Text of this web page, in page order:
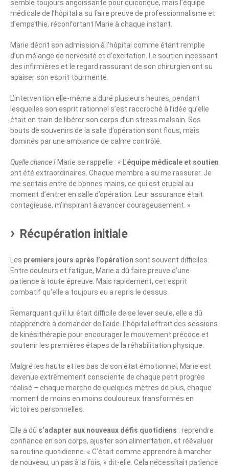
semble toujours angoissante pour quiconque, mais l’équipe
médicale de l’hôpital a su faire preuve de professionnalisme et
d’empathie, réconfortant Marie à chaque instant.
Marie décrit son admission à l’hôpital comme étant remplie
d’un mélange de nervosité et d’excitation. Le soutien incessant
des infirmières et le regard rassurant de son chirurgien ont su
apaiser son esprit tourmenté.
L’intervention elle-même a duré plusieurs heures, pendant
lesquelles son esprit rationnel s’est raccroché à l’idée qu’elle
était en train de libérer son corps d’un stress malsain. Ses
bouts de souvenirs de la salle d’opération sont flous, mais
dominés par une ambiance de calme contrôlé.
Quelle chance ! Marie se rappelle : « L’équipe médicale et soutien
ont été extraordinaires. Chaque membre a su me rassurer. Je
me sentais entre de bonnes mains, ce qui est crucial au
moment d’entrer en salle d’opération. Leur assurance était
contagieuse, m’inspirant à avancer courageusement. »
Récupération initiale
Les premiers jours après l’opération sont souvent difficiles.
Entre douleurs et fatigue, Marie a dû faire preuve d’une
patience à toute épreuve. Mais rapidement, cet esprit
combatif qu’elle a toujours eu a repris le dessus.
Remarquant qu’il lui était difficile de se lever seule, elle a dû
réapprendre à demander de l’aide. L’hôpital offrait des sessions
de kinésithérapie pour encourager le mouvement précoce et
soutenir les premières étapes de la réhabilitation physique.
Malgré les hauts et les bas de son état émotionnel, Marie est
devenue extrêmement consciente de chaque petit progrès
réalisé – chaque marche de quelques mètres de plus, chaque
moment de moins en moins douloureux transformés en
victoires personnelles.
Elle a dû s’adapter aux nouveaux défis quotidiens : reprendre
confiance en son corps, ajuster son alimentation, et réévaluer
sa routine quotidienne. « C’était comme apprendre à marcher
de nouveau, un pas à la fois, » dit-elle. Cela nécessitait patience